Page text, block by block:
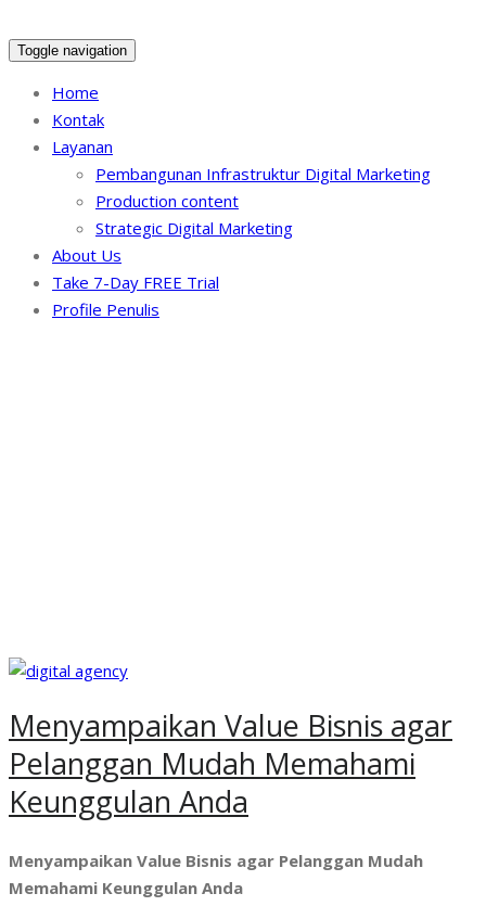
Toggle navigation
Home
Kontak
Layanan
Pembangunan Infrastruktur Digital Marketing
Production content
Strategic Digital Marketing
About Us
Take 7-Day FREE Trial
Profile Penulis
Menyampaikan Value Bisnis agar
Pelanggan Mudah Memahami
Keunggulan Anda
Menyampaikan Value Bisnis agar Pelanggan Mudah
Memahami Keunggulan Anda